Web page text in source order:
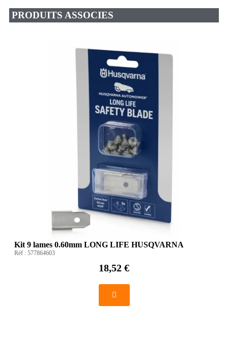
PRODUITS ASSOCIES
Kit 9 lames 0.60mm LONG LIFE HUSQVARNA
Réf : 577864603
18,52 €